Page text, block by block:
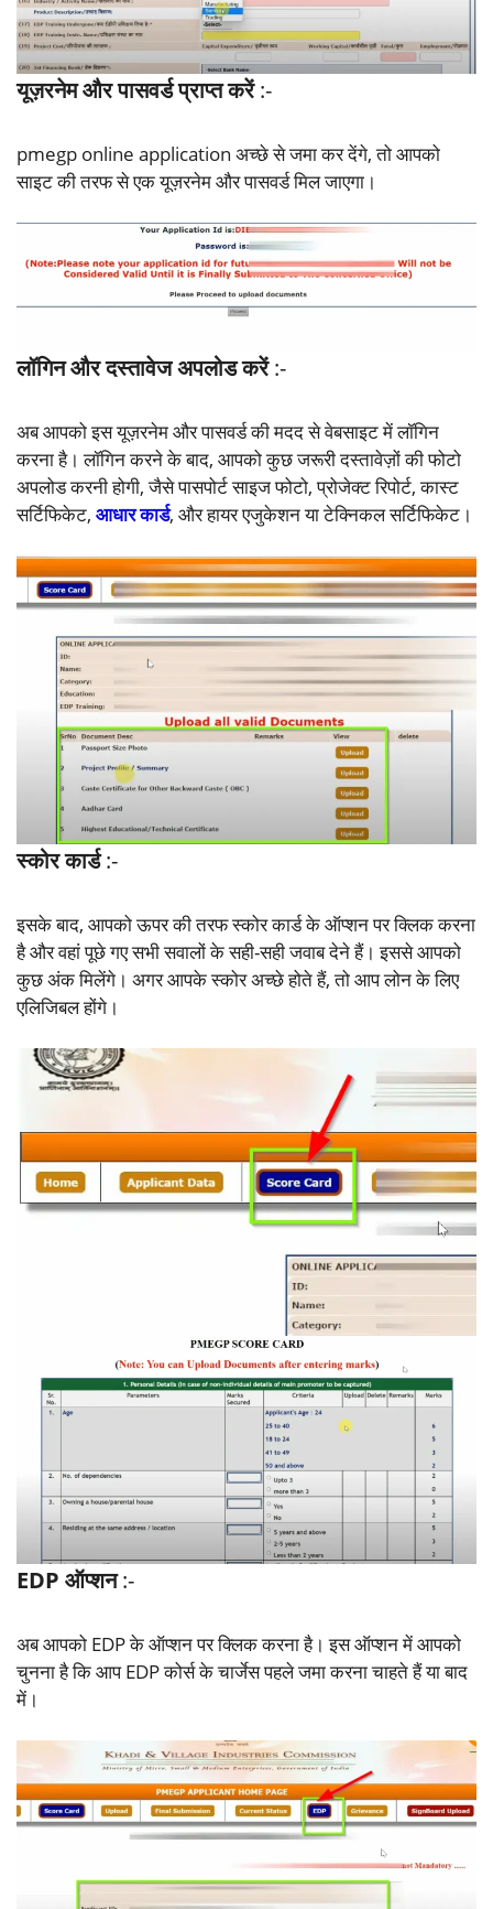
यूज़रनेम और पासवर्ड प्राप्त करें:-
pmegp online application अच्छे से जमा कर देंगे, तो आपको
साइट की तरफ से एक यूज़रनेम और पासवर्ड मिल जाएगा।
लॉगिन और दस्तावेज अपलोड करें:-
अब आपको इस यूज़रनेम और पासवर्ड की मदद से वेबसाइट में लॉगिन
करना है। लॉगिन करने के बाद, आपको कुछ जरूरी दस्तावेज़ों की फोटो
अपलोड करनी होगी, जैसे पासपोर्ट साइज फोटो, प्रोजेक्ट रिपोर्ट, कास्ट
सर्टिफिकेट, आधार कार्ड, और हायर एजुकेशन या टेक्निकल सर्टिफिकेट।
स्कोर कार्ड:-
इसके बाद, आपको ऊपर की तरफ स्कोर कार्ड के ऑप्शन पर क्लिक करना
है और वहां पूछे गए सभी सवालों के सही-सही जवाब देने हैं। इससे आपको
कुछ अंक मिलेंगे। अगर आपके स्कोर अच्छे होते हैं, तो आप लोन के लिए
एलिजिबल होंगे।
EDP ऑप्शन:-
अब आपको EDP के ऑप्शन पर क्लिक करना है। इस ऑप्शन में आपको
चुनना है कि आप EDP कोर्स के चार्जेस पहले जमा करना चाहते हैं या बाद
में।